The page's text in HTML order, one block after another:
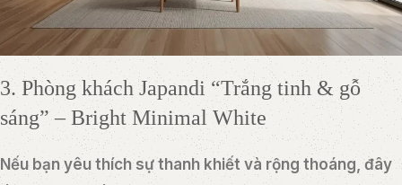
3. Phòng khách Japandi “Trắng tinh & gỗ
sáng” – Bright Minimal White
Nếu bạn yêu thích sự thanh khiết và rộng thoáng, đây